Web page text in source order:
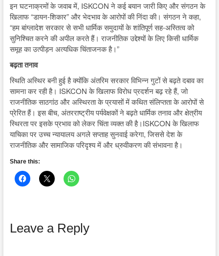
इन घटनाक्रमों के जवाब में, ISKCON ने कई बयान जारी किए और संगठन के
खिलाफ “डायन-शिकार” और भेदभाव के आरोपों की निंदा की। संगठन ने कहा,
“हम बांग्लादेश सरकार से सभी धार्मिक समुदायों के शांतिपूर्ण सह-अस्तित्व को
सुनिश्चित करने की अपील करते हैं। राजनीतिक उद्देश्यों के लिए किसी धार्मिक
समूह का उत्पीड़न अत्यधिक चिंताजनक है।”
बढ़ता तनाव
स्थिति अस्थिर बनी हुई है क्योंकि अंतरिम सरकार विभिन्न गुटों से बढ़ते दबाव का
सामना कर रही है। ISKCON के खिलाफ विरोध प्रदर्शन बढ़ रहे हैं, जो
राजनीतिक साठगांठ और अस्थिरता के प्रयासों में कथित संलिप्तता के आरोपों से
प्रेरित हैं। इस बीच, अंतरराष्ट्रीय पर्यवेक्षकों ने बढ़ते धार्मिक तनाव और क्षेत्रीय
स्थिरता पर इसके प्रभाव को लेकर चिंता व्यक्त की है।ISKCON के खिलाफ
याचिका पर उच्च न्यायालय अगले सप्ताह सुनवाई करेगा, जिससे देश के
राजनीतिक और सामाजिक परिदृश्य में और ध्रुवीकरण की संभावना है।
Share this:
Leave a Reply